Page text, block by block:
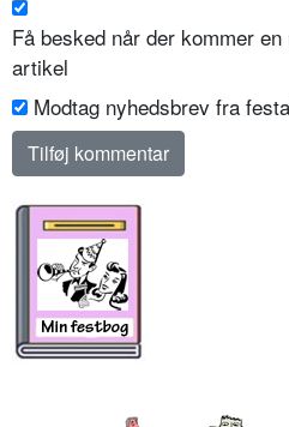
Få besked når der kommer
artikel
Modtag nyhedsbrev fra